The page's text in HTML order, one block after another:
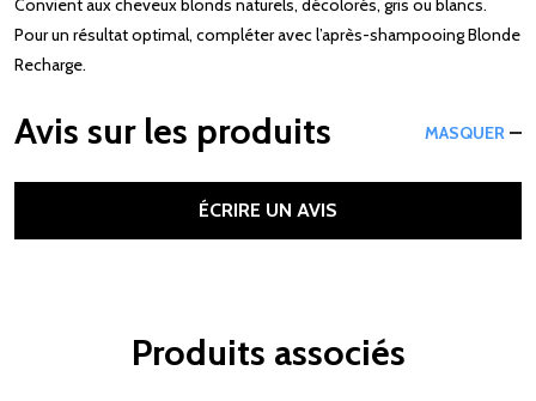
Convient aux cheveux blonds naturels, décolorés, gris ou blancs.
Pour un résultat optimal, compléter avec l’après-shampooing Blonde
Recharge.
Avis sur les produits MASQUER
ÉCRIRE UN AVIS
Produits associés